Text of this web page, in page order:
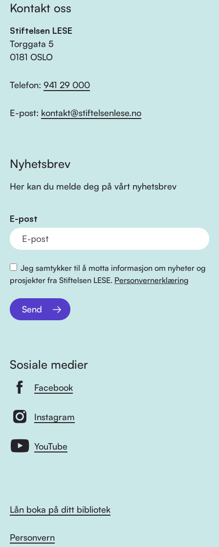
Kontakt oss
Stiftelsen LESE
Torggata 5
0181 OSLO
Telefon: 941 29 000
E-post: kontakt@stiftelsenlese.no
Nyhetsbrev
Her kan du melde deg på vårt nyhetsbrev
E-post
Jeg samtykker til å motta informasjon om nyheter og
prosjekter fra Stiftelsen LESE. Personvernerklæring
Send
Sosiale medier
Facebook
Instagram
YouTube
Lån boka på ditt bibliotek
Personvern